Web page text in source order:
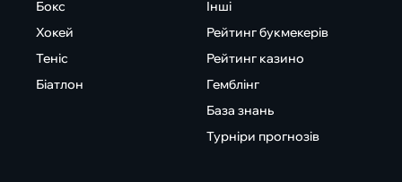
Бокс
Хокей
Теніс
Біатлон
Інші
Рейтинг букмекерів
Рейтинг казино
Гемблінг
База знань
Турніри прогнозів